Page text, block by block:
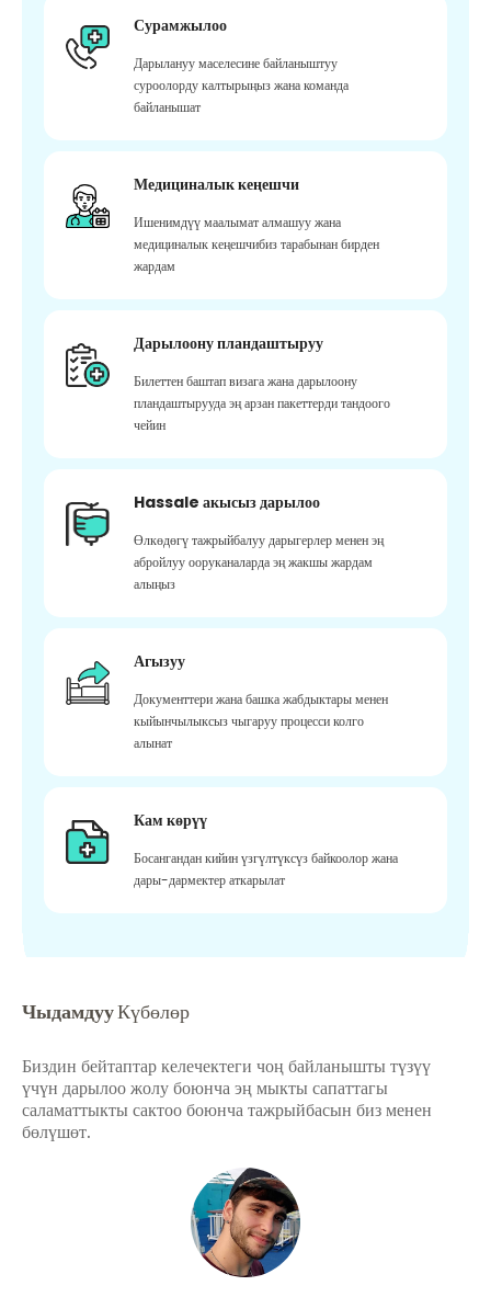
Сурамжылоо
Дарылануу маселесине байланыштуу
суроолорду калтырыңыз жана команда
байланышат
Медициналык кеңешчи
Ишенимдүү маалымат алмашуу жана
медициналык кеңешчибиз тарабынан бирден
жардам
Дарылоону пландаштыруу
Билеттен баштап визага жана дарылоону
пландаштырууда эң арзан пакеттерди тандоого
чейин
Hassale акысыз дарылоо
Өлкөдөгү тажрыйбалуу дарыгерлер менен эң
абройлуу ооруканаларда эң жакшы жардам
алыңыз
Агызуу
Документтери жана башка жабдыктары менен
кыйынчылыксыз чыгаруу процесси колго
алынат
Кам көрүү
Босангандан кийин үзгүлтүксүз байкоолор жана
дары-дармектер аткарылат
ЧыдамдууКүбөлөр
Биздин бейтаптар келечектеги чоң байланышты түзүү
үчүн дарылоо жолу боюнча эң мыкты сапаттагы
саламаттыкты сактоо боюнча тажрыйбасын биз менен
бөлүшөт.